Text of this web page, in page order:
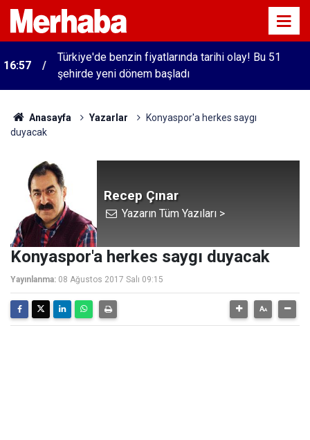
16:57
Türkiye'de benzin fiyatlarında tarihi olay! Bu 51
şehirde yeni dönem başladı
Anasayfa Yazarlar
Konyaspor'a herkes saygı
duyacak
Recep Çınar
Yazarın Tüm Yazıları >
Konyaspor'a herkes saygı duyacak
Yayınlanma: 08 Ağustos 2017 Salı 09:15